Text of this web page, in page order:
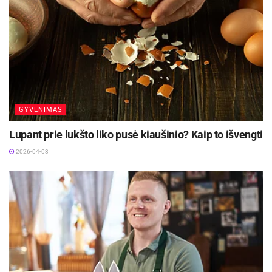
Aktualios naujienos
Skaniausi vasaros kokteiliai be alkoholio:
Lietuvoje atgimsta mažai girdėtas ingredientas
2026-06-24
Šašlykų sezonas prasideda: šefai atskleidė, kaip
iškepti sultingą mėsą ir su kuo ją patiekti
2026-04-30
Šiam troškiniui pagaminti reikės:
500 g jautienos faršo
1 smulkiai supjaustyto svogūno
GYVENIMAS
Lupant prie lukšto liko pusė kiaušinio? Kaip to išvengti
2026-04-03